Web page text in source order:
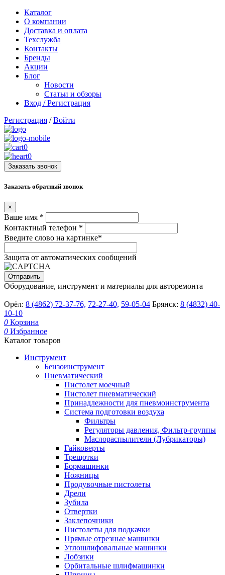
Каталог
О компании
Доставка и оплата
Техслужба
Контакты
Бренды
Акции
Блог
Новости
Статьи и обзоры
Вход / Регистрация
Регистрация / Войти
0
0
Заказать звонок
Заказать обратный звонок
×
Ваше имя *
Контактный телефон *
Введите слово на картинке*
Защита от автоматических сообщений
Оборудование, инструмент и материалы для авторемонта
Орёл: 8 (4862) 72-37-76, 72-27-40, 59-05-04 Брянск: 8 (4832) 40-
10-10
0 Корзина
0 Избранное
Каталог товаров
Инструмент
Бензоинструмент
Пневматический
Пистолет моечный
Пистолет пневматический
Принадлежности для пневмоинструмента
Система подготовки воздуха
Фильтры
Регуляторы давления, Фильтр-группы
Маслораспылители (Лубрикаторы)
Гайковерты
Трещотки
Бормашинки
Ножницы
Продувочные пистолеты
Дрели
Зубила
Отвертки
Заклепочники
Пистолеты для подкачки
Прямые отрезные машинки
Углошлифовальные машинки
Лобзики
Орбитальные шлифмашинки